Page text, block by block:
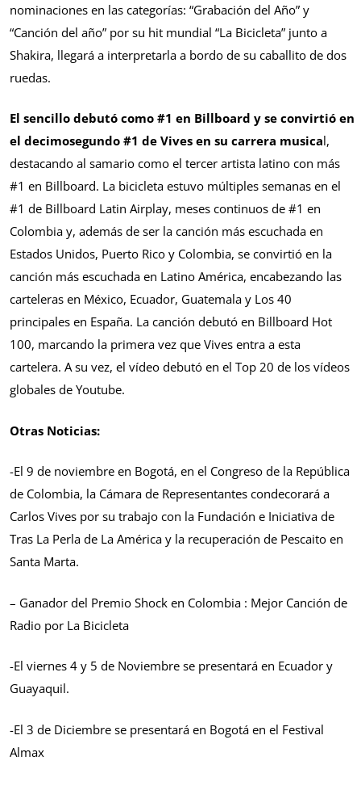
nominaciones en las categorías: “Grabación del Año” y
“Canción del año” por su hit mundial “La Bicicleta” junto a
Shakira, llegará a interpretarla a bordo de su caballito de dos
ruedas.
El sencillo debutó como #1 en Billboard y se convirtió en
el decimosegundo #1 de Vives en su carrera musical,
destacando al samario como el tercer artista latino con más
#1 en Billboard. La bicicleta estuvo múltiples semanas en el
#1 de Billboard Latin Airplay, meses continuos de #1 en
Colombia y, además de ser la canción más escuchada en
Estados Unidos, Puerto Rico y Colombia, se convirtió en la
canción más escuchada en Latino América, encabezando las
carteleras en México, Ecuador, Guatemala y Los 40
principales en España. La canción debutó en Billboard Hot
100, marcando la primera vez que Vives entra a esta
cartelera. A su vez, el vídeo debutó en el Top 20 de los vídeos
globales de Youtube.
Otras Noticias:
-El 9 de noviembre en Bogotá, en el Congreso de la República
de Colombia, la Cámara de Representantes condecorará a
Carlos Vives por su trabajo con la Fundación e Iniciativa de
Tras La Perla de La América y la recuperación de Pescaito en
Santa Marta.
– Ganador del Premio Shock en Colombia : Mejor Canción de
Radio por La Bicicleta
-El viernes 4 y 5 de Noviembre se presentará en Ecuador y
Guayaquil.
-El 3 de Diciembre se presentará en Bogotá en el Festival
Almax